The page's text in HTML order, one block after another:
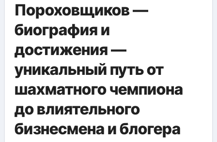
Пороховщиков —
биография и
достижения —
уникальный путь от
шахматного чемпиона
до влиятельного
бизнесмена и блогера